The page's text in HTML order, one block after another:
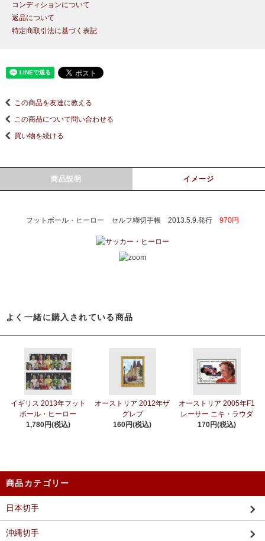
コンディションについて
返品について
特定商取引法に基づく表記
この商品を友達に教える
この商品について問い合わせる
買い物を続ける
商品説明 イメージ
フットボール・ヒーロー セルフ糊切手帳 2013.5.9.発行 970円
よく一緒に購入されている商品
イギリス 2013年フット
ボール・ヒーロー
1,780円(税込)
オーストリア 2012年ザ
グレブ
160円(税込)
オーストリア 2005年F1
レーサー ニキ・ラウダ
170円(税込)
商品カテゴリー
日本切手
沖縄切手